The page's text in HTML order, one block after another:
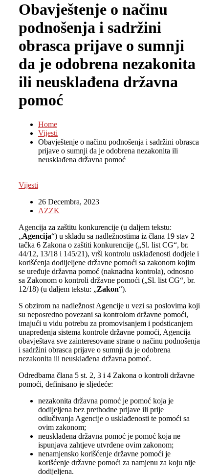
Obavještenje o načinu
podnošenja i sadržini
obrasca prijave o sumnji
da je odobrena nezakonita
ili neusklađena državna
pomoć
Home
Vijesti
Obavještenje o načinu podnošenja i sadržini obrasca
prijave o sumnji da je odobrena nezakonita ili
neusklađena državna pomoć
Vijesti
26 Decembra, 2023
AZZK
Agencija za zaštitu konkurencije (u daljem tekstu:
„Agencija“) u skladu sa nadležnostima iz člana 19 stav 2
tačka 6 Zakona o zaštiti konkurencije („Sl. list CG“, br.
44/12, 13/18 i 145/21), vrši kontrolu usklađenosti dodjele i
korišćenja dodijeljene državne pomoći sa zakonom kojim
se uređuje državna pomoć (naknadna kontrola), odnosno
sa Zakonom o kontroli državne pomoći („Sl. list CG“, br.
12/18) (u daljem tekstu: „Zakon“).
S obzirom na nadležnost Agencije u vezi sa poslovima koji
su neposredno povezani sa kontrolom državne pomoći,
imajući u vidu potrebu za promovisanjem i podsticanjem
unapređenja sistema kontrole državne pomoći, Agencija
obavještava sve zainteresovane strane o načinu podnošenja
i sadržini obrasca prijave o sumnji da je odobrena
nezakonita ili neusklađena državna pomoć.
Odredbama člana 5 st. 2, 3 i 4 Zakona o kontroli državne
pomoći, definisano je sljedeće:
nezakonita državna pomoć je pomoć koja je
dodijeljena bez prethodne prijave ili prije
odlučivanja Agencije o usklađenosti te pomoći sa
ovim zakonom;
neusklađena državna pomoć je pomoć koja ne
ispunjava zahtjeve utvrđene ovim zakonom;
nenamjensko korišćenje državne pomoći je
korišćenje državne pomoći za namjenu za koju nije
dodijeljena.